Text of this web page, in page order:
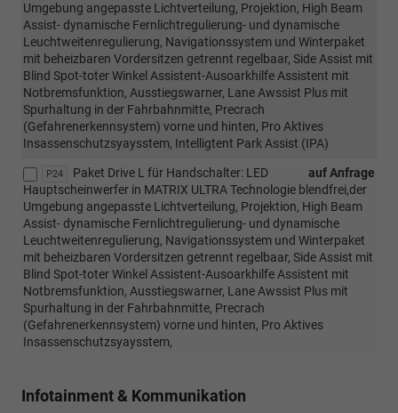
Umgebung angepasste Lichtverteilung, Projektion, High Beam
Assist- dynamische Fernlichtregulierung- und dynamische
Leuchtweitenregulierung, Navigationssystem und Winterpaket
mit beheizbaren Vordersitzen getrennt regelbaar, Side Assist mit
Blind Spot-toter Winkel Assistent-Ausoarkhilfe Assistent mit
Notbremsfunktion, Ausstiegswarner, Lane Awssist Plus mit
Spurhaltung in der Fahrbahnmitte, Precrach
(Gefahrenerkennsystem) vorne und hinten, Pro Aktives
Insassenschutzsyaysstem, Intelligtent Park Assist (IPA)
P24 auf Anfrage
Paket Drive L für Handschalter: LED
Hauptscheinwerfer in MATRIX ULTRA Technologie blendfrei,der
Umgebung angepasste Lichtverteilung, Projektion, High Beam
Assist- dynamische Fernlichtregulierung- und dynamische
Leuchtweitenregulierung, Navigationssystem und Winterpaket
mit beheizbaren Vordersitzen getrennt regelbaar, Side Assist mit
Blind Spot-toter Winkel Assistent-Ausoarkhilfe Assistent mit
Notbremsfunktion, Ausstiegswarner, Lane Awssist Plus mit
Spurhaltung in der Fahrbahnmitte, Precrach
(Gefahrenerkennsystem) vorne und hinten, Pro Aktives
Insassenschutzsyaysstem,
Infotainment & Kommunikation